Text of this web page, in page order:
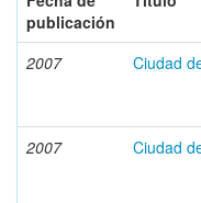
publicación
2007 Ciudad
2007
Ciudad